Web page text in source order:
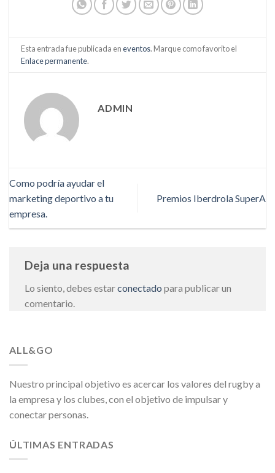
Esta entrada fue publicada eneventos. Marque como favorito el
Enlace permanente.
ADMIN
Como podría ayudar el
marketing deportivo a tu
empresa.
Premios Iberdrola SuperA
Deja una respuesta
Lo siento, debes estarconectado para publicar un
comentario.
ALL&GO
Nuestro principal objetivo es acercar los valores del rugby a
la empresa y los clubes, con el objetivo de impulsar y
conectar personas.
ÚLTIMAS ENTRADAS